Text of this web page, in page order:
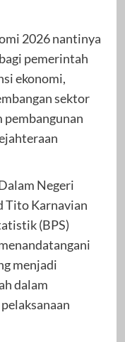
2026 nantinya
pemerintah
ekonomi,
sektor
pembangunan
Negeri
Tito Karnavian
(BPS)
menjadi
dalam